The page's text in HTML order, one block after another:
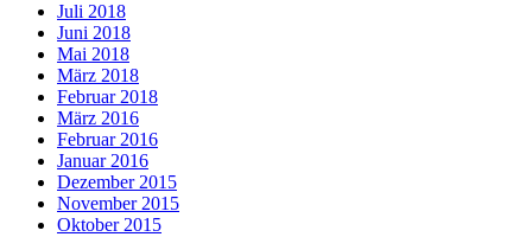
Juli 2018
Juni 2018
Mai 2018
März 2018
Februar 2018
März 2016
Februar 2016
Januar 2016
Dezember 2015
November 2015
Oktober 2015